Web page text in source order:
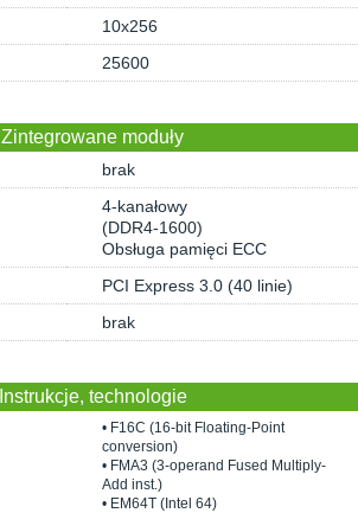
10x256
25600
Zintegrowane moduły
brak
4-kanałowy
(DDR4-1600)
Obsługa pamięci ECC
PCI Express 3.0 (40 linie)
brak
Instrukcje, technologie
• F16C (16-bit Floating-Point
conversion)
• FMA3 (3-operand Fused Multiply-
Add inst.)
• EM64T (Intel 64)